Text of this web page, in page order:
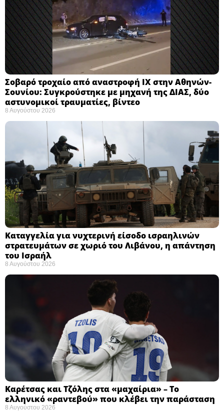
Σοβαρό τροχαίο από αναστροφή ΙΧ στην Αθηνών-
Σουνίου: Συγκρούστηκε με μηχανή της ΔΙΑΣ, δύο
αστυνομικοί τραυματίες, βίντεο
8 Αυγούστου 2026
Καταγγελία για νυχτερινή είσοδο ισραηλινών
στρατευμάτων σε χωριό του Λιβάνου, η απάντηση
του Ισραήλ
8 Αυγούστου 2026
Καρέτσας και Τζόλης στα «μαχαίρια» – Το
ελληνικό «ραντεβού» που κλέβει την παράσταση
8 Αυγούστου 2026